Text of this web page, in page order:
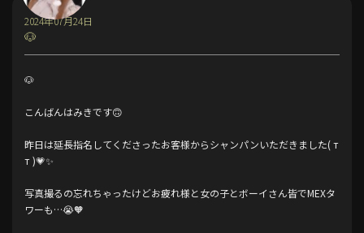
🐶
2024年07月24日
🐶
こんばんはみきです🙃
昨日は延長指名してくださったお客様からシャンパンいただきました( т
т )💗✨
写真撮るの忘れちゃったけどお疲れ様と女の子とボーイさん皆でMEXタ
ワーも…😭🧡